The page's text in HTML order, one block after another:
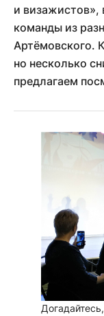
и визажистов»,
команды из
Артёмовского.
но несколько
предлагаем